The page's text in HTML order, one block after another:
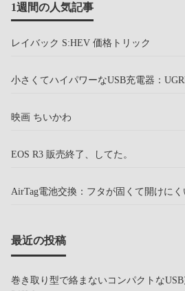
1週間の人気記事
レイバック S:HEV 価格トリック
小さくてハイパワーなUSB充電器：
映画 ちいかわ
EOS R3 販売終了、してた。
AirTag電池交換：フタが固くて開けにく
最近の投稿
巻き取り型で絡まないコンパクトな